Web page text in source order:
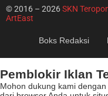
© 2016 – 2026SKN
ArtEast
Boks Redaksi
Pemblokir Iklan
Mohon dukung kami